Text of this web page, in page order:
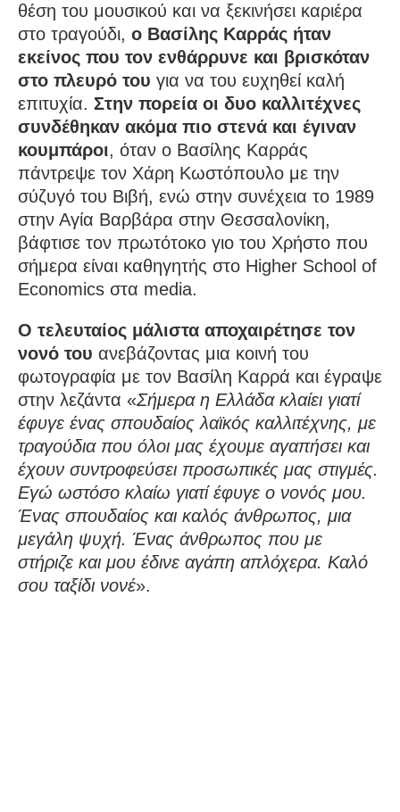
θέση του μουσικού και να ξεκινήσει καριέρα
στο τραγούδι, ο Βασίλης Καρράς ήταν
εκείνος που τον ενθάρρυνε και βρισκόταν
στο πλευρό του για να του ευχηθεί καλή
επιτυχία. Στην πορεία οι δυο καλλιτέχνες
συνδέθηκαν ακόμα πιο στενά και έγιναν
κουμπάροι, όταν ο Βασίλης Καρράς
πάντρεψε τον Χάρη Κωστόπουλο με την
σύζυγό του Βιβή, ενώ στην συνέχεια το 1989
στην Αγία Βαρβάρα στην Θεσσαλονίκη,
βάφτισε τον πρωτότοκο γιο του Χρήστο που
σήμερα είναι καθηγητής στο Higher School of
Economics στα media.
Ο τελευταίος μάλιστα αποχαιρέτησε τον
νονό του ανεβάζοντας μια κοινή του
φωτογραφία με τον Βασίλη Καρρά και έγραψε
στην λεζάντα «Σήμερα η Ελλάδα κλαίει γιατί
έφυγε ένας σπουδαίος λαϊκός καλλιτέχνης, με
τραγούδια που όλοι μας έχουμε αγαπήσει και
έχουν συντροφεύσει προσωπικές μας στιγμές.
Εγώ ωστόσο κλαίω γιατί έφυγε ο νονός μου.
Ένας σπουδαίος και καλός άνθρωπος, μια
μεγάλη ψυχή. Ένας άνθρωπος που με
στήριζε και μου έδινε αγάπη απλόχερα. Καλό
σου ταξίδι νονέ».